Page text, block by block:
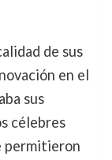
de sus
en el
sus
célebres
permitieron